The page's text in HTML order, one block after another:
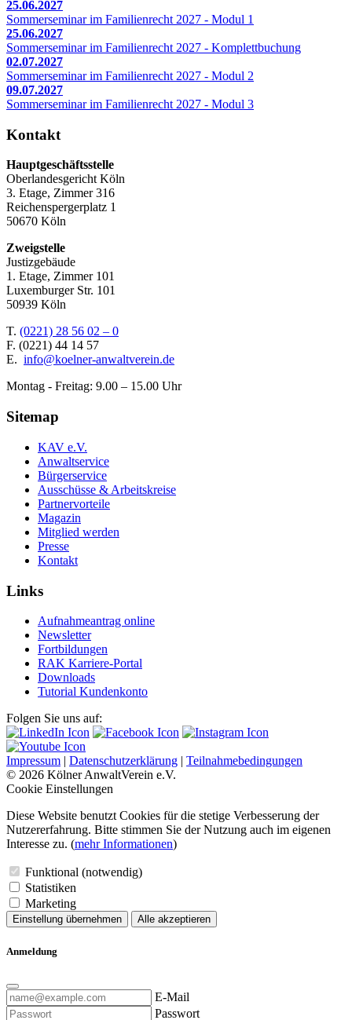
25.06.2027
Sommerseminar im Familienrecht 2027 - Modul 1
25.06.2027
Sommerseminar im Familienrecht 2027 - Komplettbuchung
02.07.2027
Sommerseminar im Familienrecht 2027 - Modul 2
09.07.2027
Sommerseminar im Familienrecht 2027 - Modul 3
Kontakt
Hauptgeschäftsstelle
Oberlandesgericht Köln
3. Etage, Zimmer 316
Reichenspergerplatz 1
50670 Köln
Zweigstelle
Justizgebäude
1. Etage, Zimmer 101
Luxemburger Str. 101
50939 Köln
T. (0221) 28 56 02 – 0
F. (0221) 44 14 57
E. info@koelner-anwaltverein.de
Montag - Freitag: 9.00 – 15.00 Uhr
Sitemap
KAV e.V.
Anwaltservice
Bürgerservice
Ausschüsse & Arbeitskreise
Partnervorteile
Magazin
Mitglied werden
Presse
Kontakt
Links
Aufnahmeantrag online
Newsletter
Fortbildungen
RAK Karriere-Portal
Downloads
Tutorial Kundenkonto
Folgen Sie uns auf:
Impressum | Datenschutzerklärung | Teilnahmebedingungen
© 2026 Kölner AnwaltVerein e.V.
Cookie Einstellungen
Diese Website benutzt Cookies für die stetige Verbesserung der
Nutzererfahrung. Bitte stimmen Sie der Nutzung auch im eigenen
Interesse zu. (mehr Informationen)
Funktional (notwendig)
Statistiken
Marketing
Einstellung übernehmen Alle akzeptieren
Anmeldung
E-Mail
Passwort